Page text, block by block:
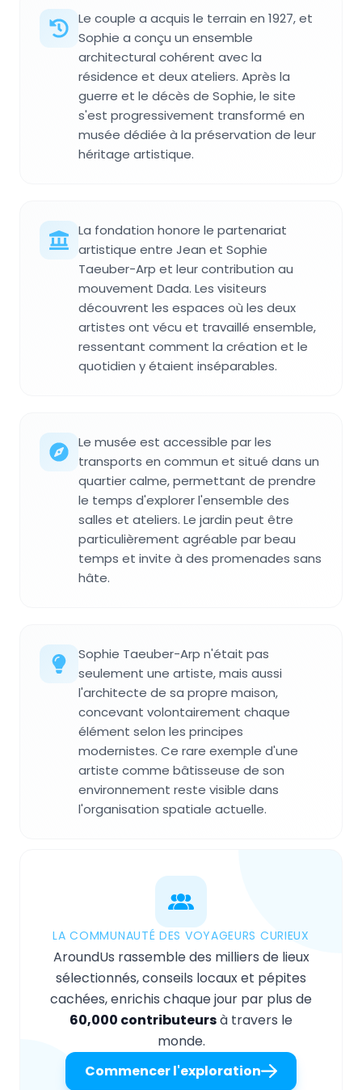
Le couple a acquis le terrain en 1927, et
Sophie a conçu un ensemble
architectural cohérent avec la
résidence et deux ateliers. Après la
guerre et le décès de Sophie, le site
s'est progressivement transformé en
musée dédiée à la préservation de leur
héritage artistique.
La fondation honore le partenariat
artistique entre Jean et Sophie
Taeuber-Arp et leur contribution au
mouvement Dada. Les visiteurs
découvrent les espaces où les deux
artistes ont vécu et travaillé ensemble,
ressentant comment la création et le
quotidien y étaient inséparables.
Le musée est accessible par les
transports en commun et situé dans un
quartier calme, permettant de prendre
le temps d'explorer l'ensemble des
salles et ateliers. Le jardin peut être
particulièrement agréable par beau
temps et invite à des promenades sans
hâte.
Sophie Taeuber-Arp n'était pas
seulement une artiste, mais aussi
l'architecte de sa propre maison,
concevant volontairement chaque
élément selon les principes
modernistes. Ce rare exemple d'une
artiste comme bâtisseuse de son
environnement reste visible dans
l'organisation spatiale actuelle.
LA COMMUNAUTÉ DES VOYAGEURS CURIEUX
AroundUs rassemble des milliers de lieux
sélectionnés, conseils locaux et pépites
cachées, enrichis chaque jour par plus de
60,000 contributeursà travers le
monde.
Commencer l'exploration